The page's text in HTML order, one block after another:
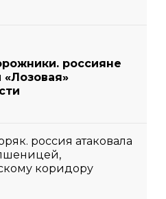
россияне
россия атаковала
коридору